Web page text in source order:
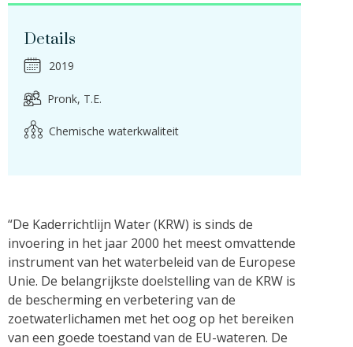
Details
2019
Pronk, T.E.
Chemische waterkwaliteit
“De Kaderrichtlijn Water (KRW) is sinds de
invoering in het jaar 2000 het meest omvattende
instrument van het waterbeleid van de Europese
Unie. De belangrijkste doelstelling van de KRW is
de bescherming en verbetering van de
zoetwaterlichamen met het oog op het bereiken
van een goede toestand van de EU-wateren. De